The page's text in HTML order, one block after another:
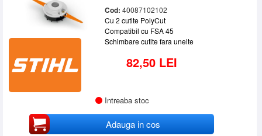
Cod: 40087102102
Cu 2 cutite PolyCut
Compatibil cu FSA 45
Schimbare cutite fara unelte
82,50 LEI
Intreaba stoc
Adauga in cos